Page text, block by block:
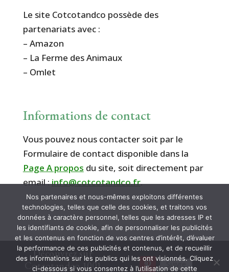
Le site Cotcotandco possède des
partenariats avec :
– Amazon
– La Ferme des Animaux
– Omlet
Informations de contact
Vous pouvez nous contacter soit par le
Formulaire de contact disponible dans la
Page A propos du site, soit directement par
email :info@cotcotandco.fr.
Découvrez sur
Cotcotandco 1001
Suivre
Nos partenaires et nous-mêmes exploitons différentes
technologies, telles que celle des cookies, et traitons vos
données à caractère personnel, telles que les adresses IP et
les identifiants de cookie, afin de personnaliser les publicités
et les contenus en fonction de vos centres d’intérêt, d’évaluer
la performance de ces publicités et contenus, et de recueillir
des informations sur les publics qui les ont visionnés. Cliquez
ci-dessous si vous consentez à l’utilisation de cette